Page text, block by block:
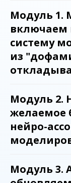
Модуль 1.
включаем
систему
из
Модуль 2.
желаемое
нейро-
Модуль 3.